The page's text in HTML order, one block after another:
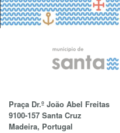
Praça Dr.º João Abel Freitas
9100-157 Santa Cruz
Madeira, Portugal